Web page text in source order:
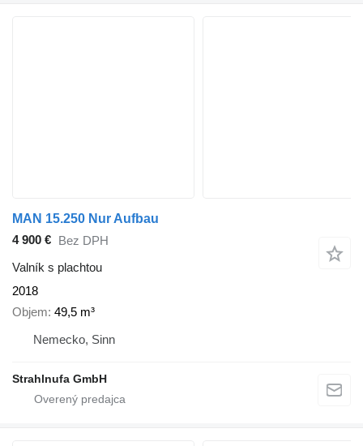
MAN 15.250 Nur Aufbau
4 900 € Bez DPH
Valník s plachtou
2018
Objem 49,5 m³
Nemecko, Sinn
Strahlnufa GmbH